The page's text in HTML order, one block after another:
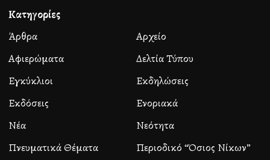
Κατηγορίες
Άρθρα
Αρχείο
Αφιερώματα
Δελτία Τύπου
Εγκύκλιοι
Εκδηλώσεις
Εκδόσεις
Ενοριακά
Νέα
Νεότητα
Πνευματικά Θέματα
Περιοδικό “Όσιος Νίκων”